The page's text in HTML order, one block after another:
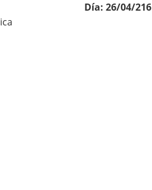
Día: 26/04/216